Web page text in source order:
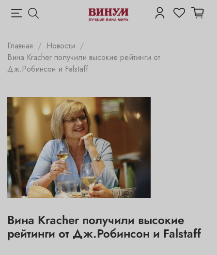
Главная
Новости
Вина Kracher получили высокие рейтинги от
Дж.Робинсон и Falstaff
Вина Kracher получили высокие
рейтинги от Дж.Робинсон и Falstaff